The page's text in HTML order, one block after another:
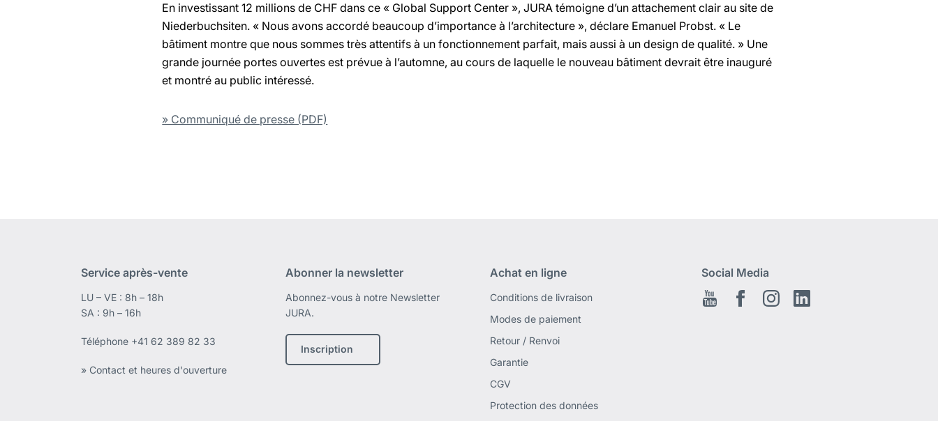
En investissant 12 millions de CHF dans ce « Global Support Center », JURA témoigne d’un attachement clair au site de
Niederbuchsiten. « Nous avons accordé beaucoup d’importance à l’architecture », déclare Emanuel Probst. « Le
bâtiment montre que nous sommes très attentifs à un fonctionnement parfait, mais aussi à un design de qualité. » Une
grande journée portes ouvertes est prévue à l’automne, au cours de laquelle le nouveau bâtiment devrait être inauguré
et montré au public intéressé.
» Communiqué de presse (PDF)
Service après-vente
LU – VE : 8h – 18h
SA : 9h – 16h
Téléphone +41 62 389 82 33
» Contact et heures d'ouverture
Abonner la newsletter
Abonnez-vous à notre Newsletter
JURA.
Inscription
Achat en ligne
Conditions de livraison
Modes de paiement
Retour / Renvoi
Garantie
CGV
Protection des données
Social Media
Youtube FacebookInstagram